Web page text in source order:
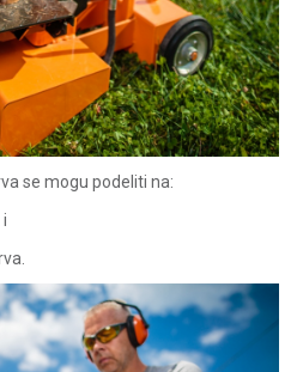
se mogu podeliti na: